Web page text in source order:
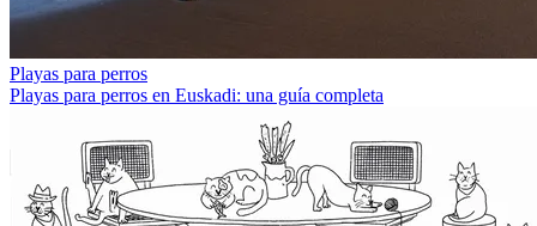
Playas para perros
Playas para perros en Euskadi: una guía completa